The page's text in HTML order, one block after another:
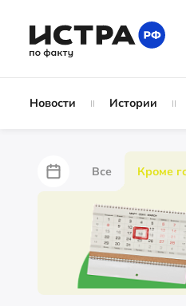
Новости Истории
Все Кроме
За забором
Партнёрский